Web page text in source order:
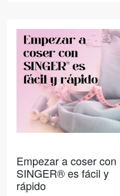
Empezar a coser con
SINGER® es fácil y
rápido